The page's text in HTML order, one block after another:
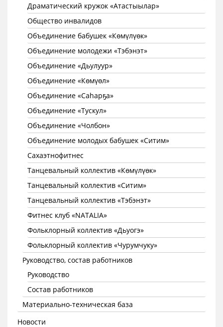
Драматический кружок «Атастыылар»
Общество инвалидов
Объединение бабушек «Көмүлүөк»
Объединение молодежи «Тэбэнэт»
Объединение «Дьулуур»
Объединение «Көмүөл»
Объединение «Саhарҕа»
Объединение «Тускул»
Объединение «Чолбон»
Объединение молодых бабушек «Ситим»
Сахаэтнофитнес
Танцевальный коллектив «Көмүлүөк»
Танцевальный коллектив «Ситим»
Танцевальный коллектив «Тэбэнэт»
Фитнес клуб «NATALIA»
Фольклорный коллектив «Дьуогэ»
Фольклорный коллектив «Чурумчуку»
Руководство, состав работников
Руководство
Состав работников
Материально-техническая база
Новости